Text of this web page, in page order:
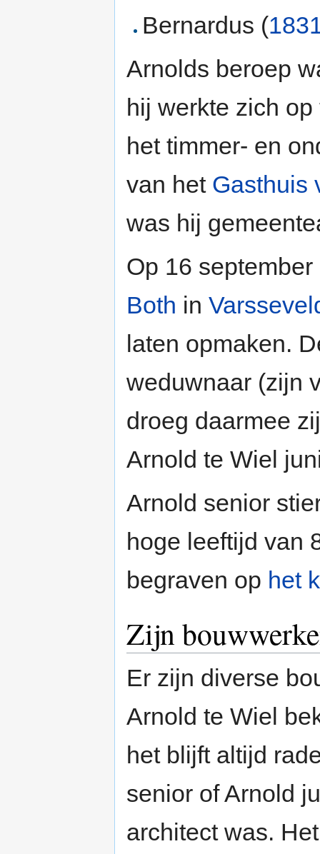
Bernardus (
Arnolds beroep
hij werkte zich
het timmer- en
van het Gasthuis
was hij
Op 16 september
Both in
laten opmaken.
weduwnaar (zijn
droeg daarmee
Arnold te Wiel
Arnold senior
hoge leeftijd van
begraven op het
Zijn
Er zijn diverse
Arnold te Wiel
het blijft altijd
senior of Arnold
architect was.